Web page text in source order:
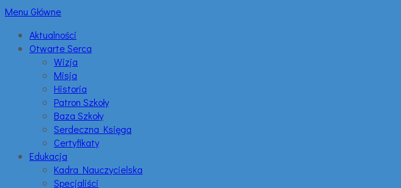
Menu Główne
Aktualności
Otwarte Serca
Wizja
Misja
Historia
Patron Szkoły
Baza Szkoły
Serdeczna Księga
Certyfikaty
Edukacja
Kadra Nauczycielska
Specjaliści